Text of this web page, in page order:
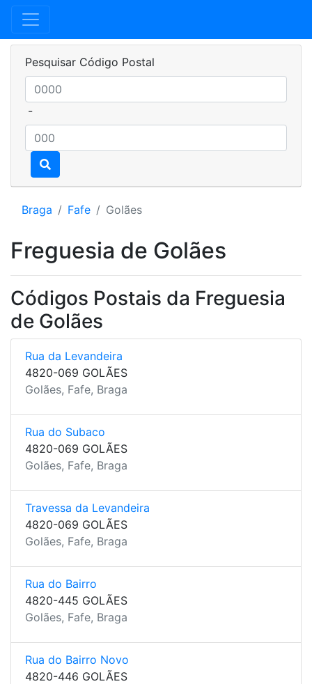
Pesquisar Código Postal
-
Braga Fafe Golães
Freguesia de Golães
Códigos Postais da Freguesia
de Golães
Rua da Levandeira
4820-069 GOLÃES
Golães, Fafe, Braga
Rua do Subaco
4820-069 GOLÃES
Golães, Fafe, Braga
Travessa da Levandeira
4820-069 GOLÃES
Golães, Fafe, Braga
Rua do Bairro
4820-445 GOLÃES
Golães, Fafe, Braga
Rua do Bairro Novo
4820-446 GOLÃES